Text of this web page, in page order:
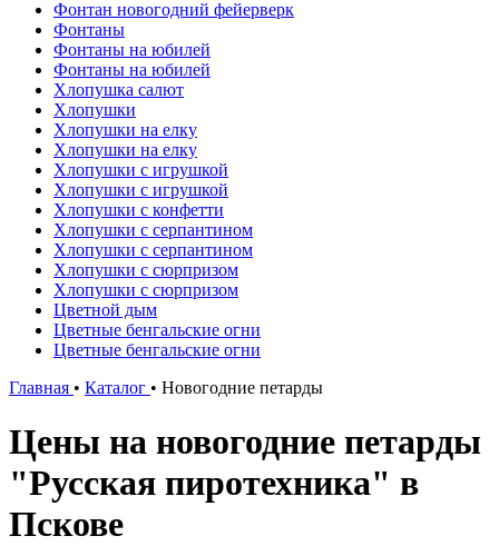
Фонтан новогодний фейерверк
Фонтаны
Фонтаны на юбилей
Фонтаны на юбилей
Хлопушка салют
Хлопушки
Хлопушки на елку
Хлопушки на елку
Хлопушки с игрушкой
Хлопушки с игрушкой
Хлопушки с конфетти
Хлопушки с серпантином
Хлопушки с серпантином
Хлопушки с сюрпризом
Хлопушки с сюрпризом
Цветной дым
Цветные бенгальские огни
Цветные бенгальские огни
Главная • Каталог • Новогодние петарды
Цены на новогодние петарды
"Русская пиротехника" в
Пскове